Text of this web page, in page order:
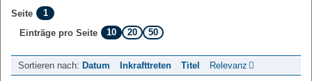
Seite
1
Einträge pro Seite
10 20 50
Sortieren nach: Datum Inkrafttreten Titel Relevanz